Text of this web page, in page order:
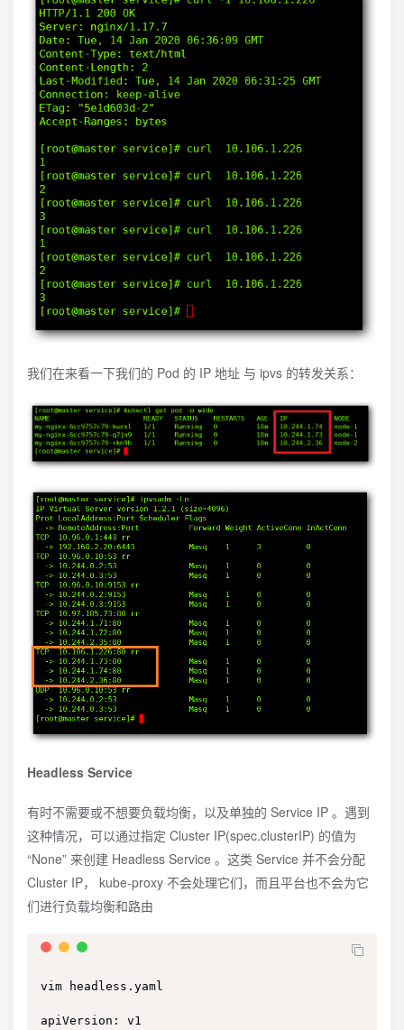
我们在来看一下我们的 Pod 的 IP 地址 与 ipvs 的转发关系：
Headless Service
有时不需要或不想要负载均衡，以及单独的 Service IP 。遇到
这种情况，可以通过指定 Cluster IP(spec.clusterIP) 的值为
“None” 来创建 Headless Service 。这类 Service 并不会分配
Cluster IP， kube-proxy 不会处理它们，而且平台也不会为它
们进行负载均衡和路由
vim headless.yaml
apiVersion: v1